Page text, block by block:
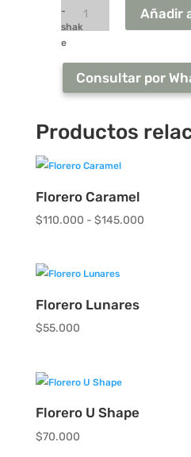
Añadir
Consultar por
Productos
Florero Caramel
$110.000 - $145.000Rango
Florero Lunares
$55.000
Florero U Shape
$70.000